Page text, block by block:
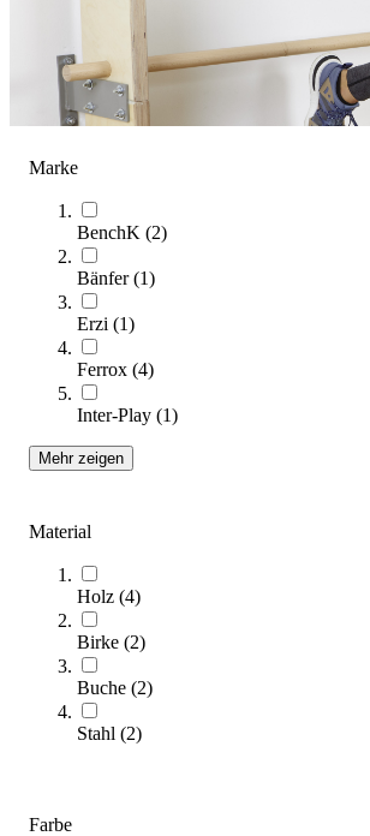
Marke
BenchK (2)
Bänfer(1)
Erzi (1)
Ferrox (4)
Inter-Play (1)
Mehr zeigen
Material
Holz (4)
Birke (2)
Buche (2)
Stahl (2)
Farbe
Einzel-Sprossenwände
Artikel)
Die richtige Einzel-Sprossenwand für Ihre
unserem Kaufberater finden Sie entscheidende
die perfekte Einzelfeld-Sprossenwand für Ihre
Anforderungen auszuwählen.
Sortieren nach